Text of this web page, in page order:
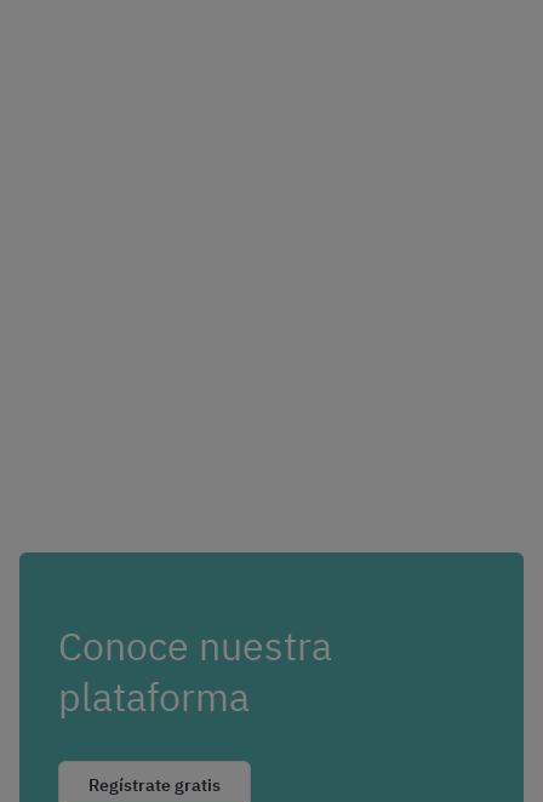
Conoce nuestra
plataforma
Regístrate gratis